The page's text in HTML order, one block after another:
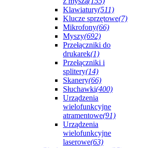
Klawiatury(511)
Klucze sprzętowe(7)
Mikrofony(66)
Myszy(692)
Przełączniki do
drukarek(1)
Przełączniki i
splitery(14)
Skanery(66)
Słuchawki(400)
Urządzenia
wielofunkcyjne
atramentowe(91)
Urządzenia
wielofunkcyjne
laserowe(63)